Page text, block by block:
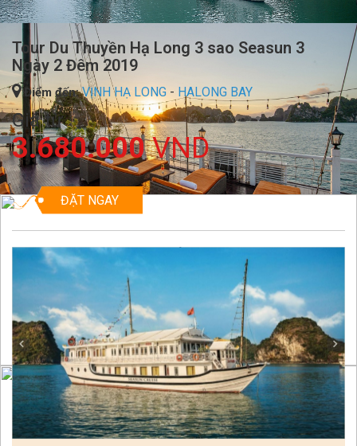
Tour Du Thuyền Hạ Long 3 sao Seasun 3
Ngày 2 Đêm 2019
Điểm đến: VỊNH HẠ LONG - HALONG BAY
Giá từ
3.680.000 VND
ĐẶT NGAY